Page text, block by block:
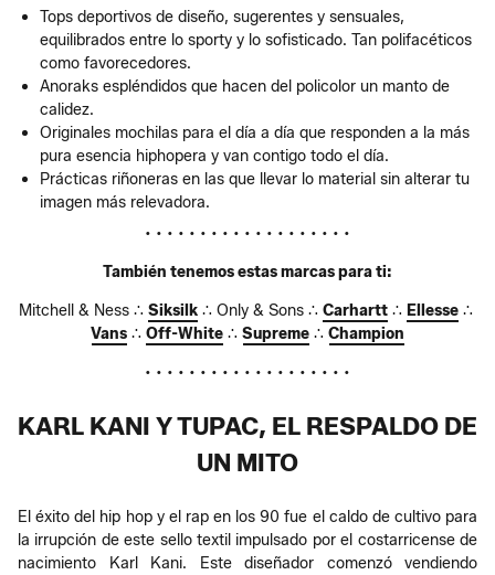
Tops deportivos de diseño, sugerentes y sensuales,
equilibrados entre lo sporty y lo sofisticado. Tan polifacéticos
como favorecedores.
Anoraks espléndidos que hacen del policolor un manto de
calidez.
Originales mochilas para el día a día que responden a la más
pura esencia hiphopera y van contigo todo el día.
Prácticas riñoneras en las que llevar lo material sin alterar tu
imagen más relevadora.
• • • • • • • • • • • • • • • • • • •
También tenemos estas marcas para ti:
Mitchell & Ness ∴ Siksilk∴ Only & Sons ∴ Carhartt∴ Ellesse∴
Vans ∴ Off-White ∴ Supreme ∴ Champion
• • • • • • • • • • • • • • • • • • •
KARL KANI Y TUPAC, EL RESPALDO DE
UN MITO
El éxito del hip hop y el rap en los 90 fue el caldo de cultivo para
la irrupción de este sello textil impulsado por el costarricense de
nacimiento Karl Kani. Este diseñador comenzó vendiendo